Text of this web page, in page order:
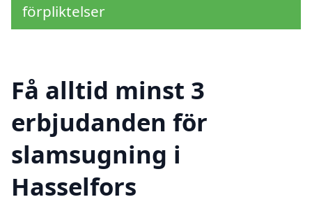
förpliktelser
Få alltid minst 3
erbjudanden för
slamsugning i
Hasselfors